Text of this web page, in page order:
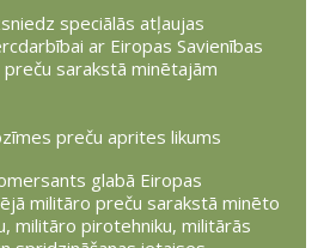
speciālās atļaujas
ar Eiropas Savienības
sarakstā minētajām
preču aprites likums
glabā Eiropas
militāro preču sarakstā minēto
militāro pirotehniku, militārās